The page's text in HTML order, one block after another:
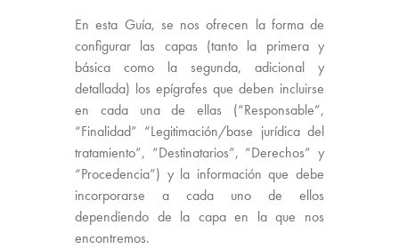
En esta Guía, se nos ofrecen la forma de
configurar las capas (tanto la primera y
básica como la segunda, adicional y
detallada) los epígrafes que deben incluirse
en cada una de ellas (“Responsable”,
“Finalidad” “Legitimación/base jurídica del
tratamiento”, “Destinatarios”, “Derechos” y
“Procedencia”) y la información que debe
incorporarse a cada uno de ellos
dependiendo de la capa en la que nos
encontremos.